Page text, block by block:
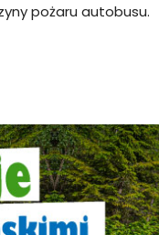
pożaru autobusu.